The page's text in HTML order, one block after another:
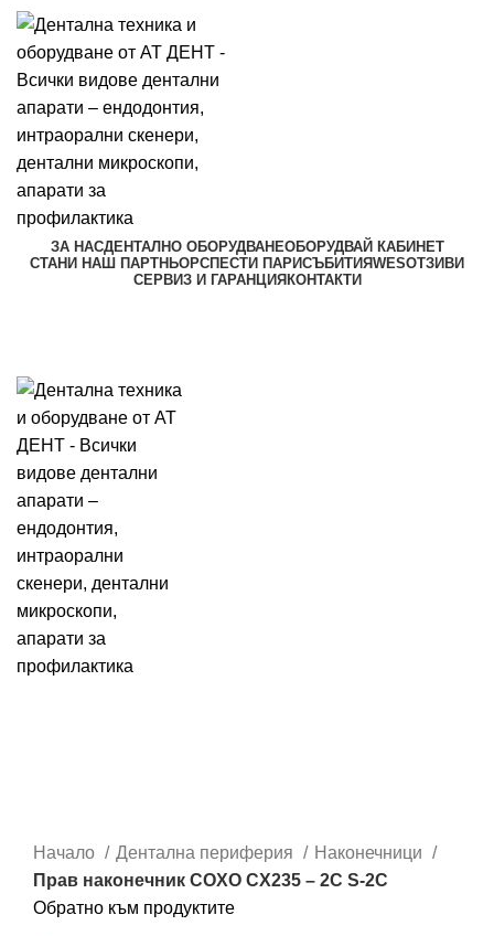
ЗА НАСДЕНТАЛНО ОБОРУДВАНЕОБОРУДВАЙ КАБИНЕТ
СТАНИ НАШ ПАРТНЬОРСПЕСТИ ПАРИСЪБИТИЯWESОТЗИВИ
СЕРВИЗ И ГАРАНЦИЯ КОНТАКТИ
Начало
Дентална периферия
Наконечници
Прав наконечник COXO CX235 – 2C S-2C
Обратно към продуктите